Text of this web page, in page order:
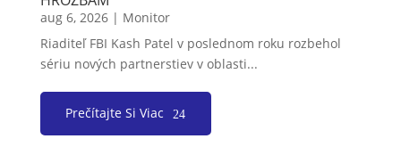
aug 6, 2026| Monitor
Riaditeľ FBI Kash Patel v poslednom roku rozbehol
sériu nových partnerstiev v oblasti...
Prečítajte Si Viac